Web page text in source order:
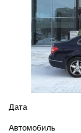
Дата
Автомобиль